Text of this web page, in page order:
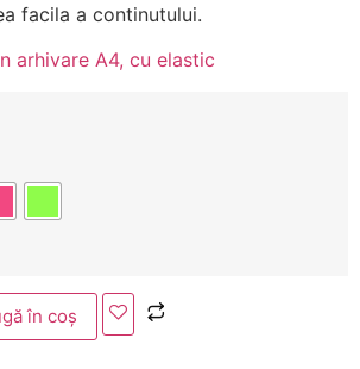
facila a continutului.
arhivare A4, cu elastic
în coș